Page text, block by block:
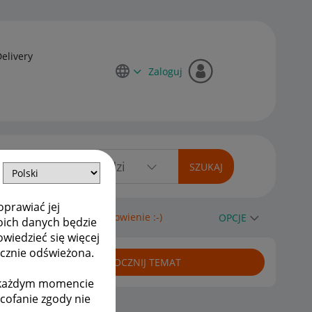
jej
danych będzie
się więcej
odświeżona.
momencie
zgody nie
Zaloguj
zwrot za cale zamowienie :-) OPCJE
ROZPOCZNIJ TEMAT